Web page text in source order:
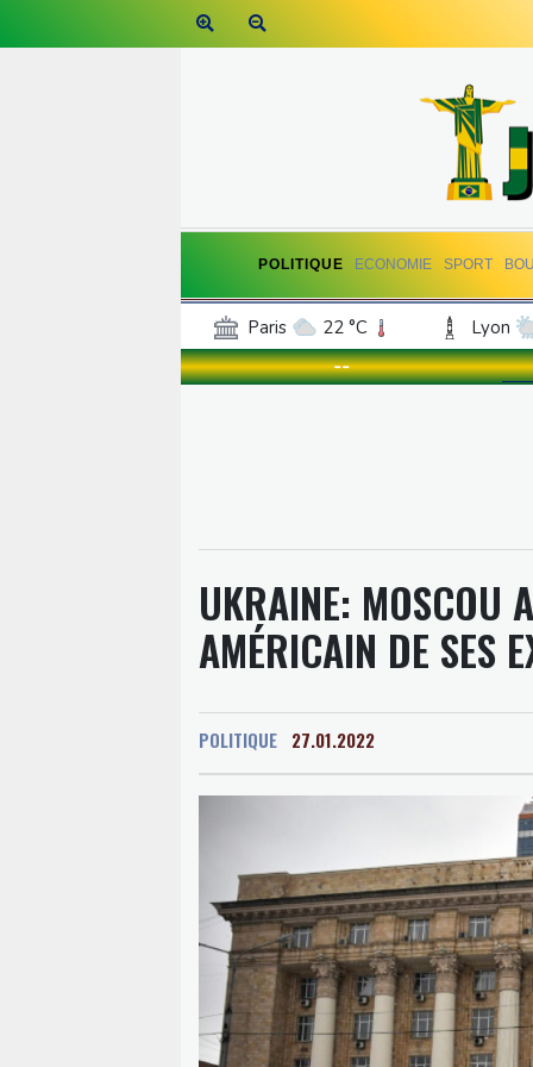
POLITIQUE ECONOMIE SPORT
Paris 22 °C Lyon
Luxembourg
21 °C
--
UKRAINE: MOSCOU
AMÉRICAIN DE SES
POLITIQUE 27.01.2022